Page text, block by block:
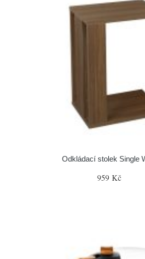
Odkládací stolek Single
959 Kč